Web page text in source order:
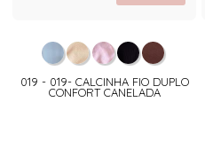
019 - 019- CALCINHA FIO DUPLO
CONFORT CANELADA